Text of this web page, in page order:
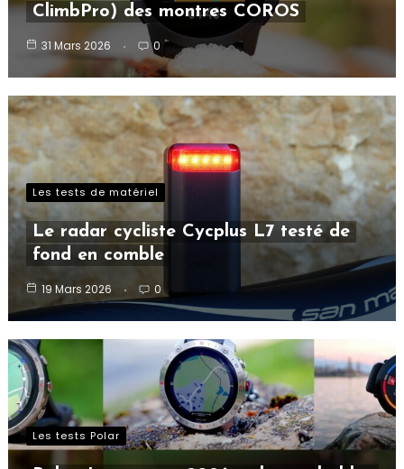
ClimbPro) des montres COROS
31 Mars 2026 0
Les tests de matériel
Le radar cycliste Cycplus L7 testé de
fond en comble
19 Mars 2026 0
Les tests Polar